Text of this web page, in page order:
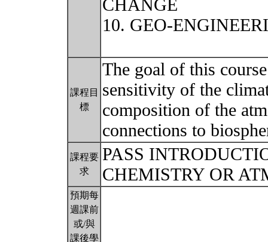
CHANGE
10. GEO-
課程目
標
The goal of this
sensitivity of the
composition of the
connections to
課程要
求
PASS
CHEMISTRY OR
預期每
週課前
或/與
課後學